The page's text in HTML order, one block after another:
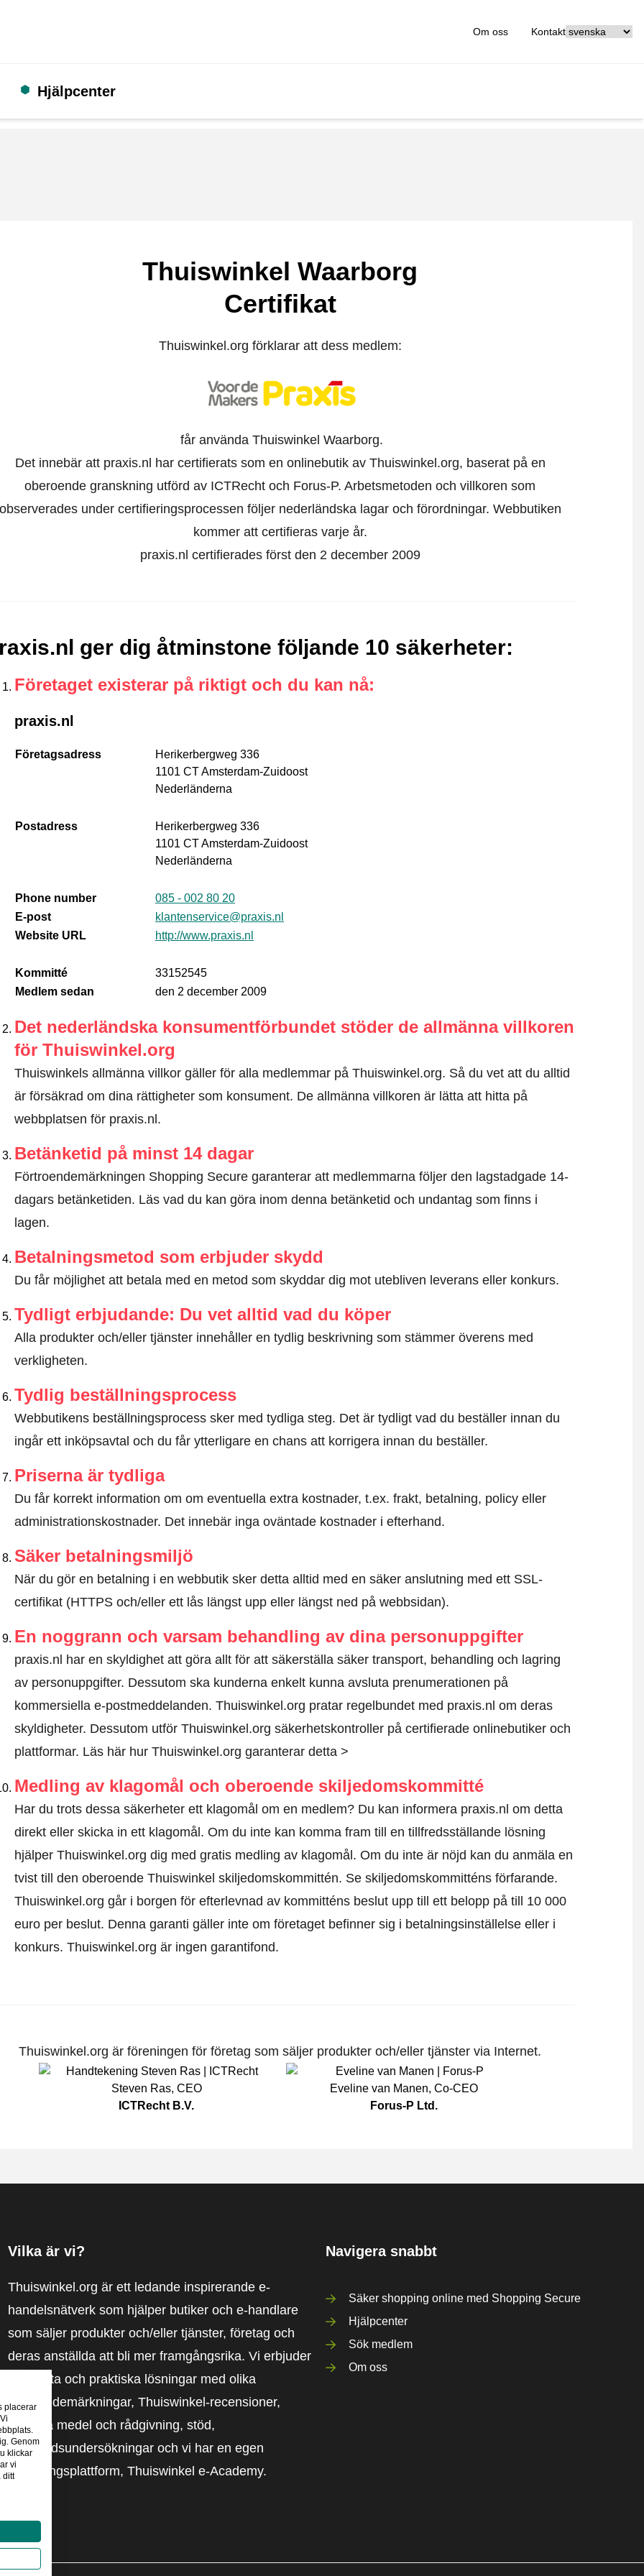
Om oss Kontakt
Hjälpcenter
Thuiswinkel Waarborg
Certifikat
Thuiswinkel.org förklarar att dess medlem:
får använda Thuiswinkel Waarborg.
Det innebär att praxis.nl har certifierats som en onlinebutik av Thuiswinkel.org, baserat på en
oberoende granskning utförd av ICTRecht och Forus-P. Arbetsmetoden och villkoren som
under certifieringsprocessen följer nederländska lagar och förordningar. Webbutiken
kommer att certifieras varje år.
praxis.nl certifierades först den 2 december 2009
ger dig åtminstone följande 10 säkerheter:
Företaget existerar på riktigt och du kan nå:
praxis.nl
Företagsadress
Herikerbergweg 336
1101 CT Amsterdam-Zuidoost
Nederländerna
Postadress
Herikerbergweg 336
1101 CT Amsterdam-Zuidoost
Nederländerna
Phone number
085 - 002 80 20
E-post
klantenservice@praxis.nl
Website URL
http://www.praxis.nl
Kommitté
33152545
Medlem sedan
den 2 december 2009
Det nederländska konsumentförbundet stöder de allmänna villkoren
för Thuiswinkel.org
Thuiswinkels allmänna villkor gäller för alla medlemmar på Thuiswinkel.org. Så du vet att du alltid
är försäkrad om dina rättigheter som konsument. De allmänna villkoren är lätta att hitta på
webbplatsen för praxis.nl.
Betänketid på minst 14 dagar
Förtroendemärkningen Shopping Secure garanterar att medlemmarna följer den lagstadgade 14-
dagars betänketiden. Läs vad du kan göra inom denna betänketid och undantag som finns i
lagen.
Betalningsmetod som erbjuder skydd
Du får möjlighet att betala med en metod som skyddar dig mot utebliven leverans eller konkurs.
Tydligt erbjudande: Du vet alltid vad du köper
Alla produkter och/eller tjänster innehåller en tydlig beskrivning som stämmer överens med
verkligheten.
Tydlig beställningsprocess
Webbutikens beställningsprocess sker med tydliga steg. Det är tydligt vad du beställer innan du
ingår ett inköpsavtal och du får ytterligare en chans att korrigera innan du beställer.
Priserna är tydliga
Du får korrekt information om om eventuella extra kostnader, t.ex. frakt, betalning, policy eller
administrationskostnader. Det innebär inga oväntade kostnader i efterhand.
Säker betalningsmiljö
När du gör en betalning i en webbutik sker detta alltid med en säker anslutning med ett SSL-
certifikat (HTTPS och/eller ett lås längst upp eller längst ned på webbsidan).
En noggrann och varsam behandling av dina personuppgifter
praxis.nl har en skyldighet att göra allt för att säkerställa säker transport, behandling och lagring
av personuppgifter. Dessutom ska kunderna enkelt kunna avsluta prenumerationen på
kommersiella e-postmeddelanden. Thuiswinkel.org pratar regelbundet med praxis.nl om deras
skyldigheter. Dessutom utför Thuiswinkel.org säkerhetskontroller på certifierade onlinebutiker och
plattformar. Läs här hur Thuiswinkel.org garanterar detta >
Medling av klagomål och oberoende skiljedomskommitté
Har du trots dessa säkerheter ett klagomål om en medlem? Du kan informera praxis.nl om detta
direkt ellerskicka in ett klagomål . Om du inte kan komma fram till en tillfredsställande lösning
hjälper Thuiswinkel.org dig med gratis medling av klagomål. Om du inte är nöjd kan du anmäla en
tvist till den oberoende Thuiswinkel skiljedomskommittén. Se skiljedomskommitténs förfarande.
Thuiswinkel.org går i borgen för efterlevnad av kommitténs beslut upp till ett belopp på till 10 000
euro per beslut. Denna garanti gäller inte om företaget befinner sig i betalningsinställelse eller i
konkurs. Thuiswinkel.org är ingen garantifond.
Thuiswinkel.org är föreningen för företag som säljer produkter och/eller tjänster via Internet.
Steven Ras, CEO
ICTRecht B.V.
Eveline van Manen, Co-CEO
Forus-P Ltd.
Vilka är vi?
Thuiswinkel.org är ett ledande inspirerande e-
handelsnätverk som hjälper butiker och e-handlare
som säljer produkter och/eller tjänster, företag och
deras anställda att bli mer framgångsrika. Vi erbjuder
relevanta och praktiska lösningar med olika
förtroendemärkningar, Thuiswinkel-recensioner,
rättsliga medel och rådgivning, stöd,
marknadsundersökningar och vi har en egen
utbildningsplattform, Thuiswinkel e-Academy.
Navigera snabbt
Säker shopping online med Shopping Secure
Hjälpcenter
Sök medlem
Om oss
placerar
Genom
klickar
vi
ditt